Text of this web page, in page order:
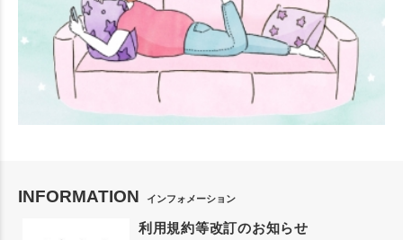
INFORMATION インフォメーション
利用規約等改訂のお知らせ